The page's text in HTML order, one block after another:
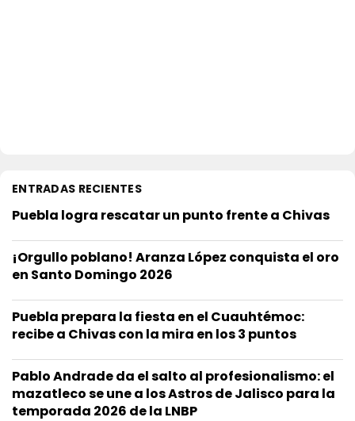
ENTRADAS RECIENTES
Puebla logra rescatar un punto frente a Chivas
¡Orgullo poblano! Aranza López conquista el oro
en Santo Domingo 2026
Puebla prepara la fiesta en el Cuauhtémoc:
recibe a Chivas con la mira en los 3 puntos
Pablo Andrade da el salto al profesionalismo: el
mazatleco se une a los Astros de Jalisco para la
temporada 2026 de la LNBP